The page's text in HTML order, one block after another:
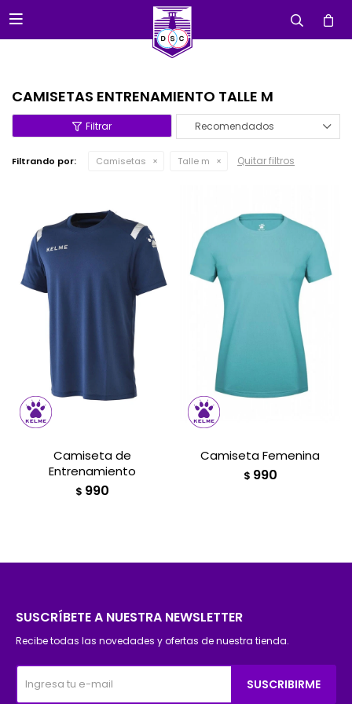

CAMISETAS ENTRENAMIENTO TALLE M
Recomendados
Filtrando por: Camisetas Talle m Quitar filtros
Camiseta de
Entrenamiento
$ 990
Camiseta Femenina
$ 990
SUSCRÍBETE A NUESTRA NEWSLETTER
Recibe todas las novedades y ofertas de nuestra tienda.
SUSCRIBIRME